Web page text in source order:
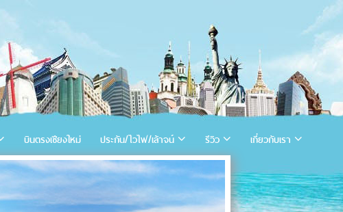
บินตรงเชียงใหม่ ประกัน/ไวไฟ/เล้าจน์ รีวิว เกี่ยวกับเรา